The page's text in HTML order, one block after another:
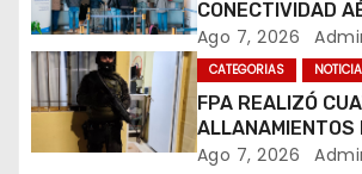
r
a
d
CONECTIVIDAD
CUATRO VUELOS
BUENOS AIRES
Ago 7, 2026
CATEGORIAS
FPA REALIZÓ
ALLANAMIENTOS
BUSTOS-
Ago 7, 2026